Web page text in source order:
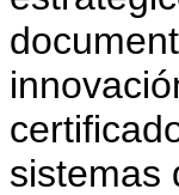
sistemas